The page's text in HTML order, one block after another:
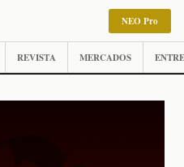
NEO Pro
REVISTA MERCADOS